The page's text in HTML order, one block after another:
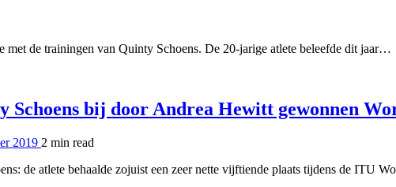
met de trainingen van Quinty Schoens. De 20-jarige atlete beleefde dit jaar…
Schoens bij door Andrea Hewitt gewonnen
2019 2 min read
de atlete behaalde zojuist een zeer nette vijftiende plaats tijdens de ITU